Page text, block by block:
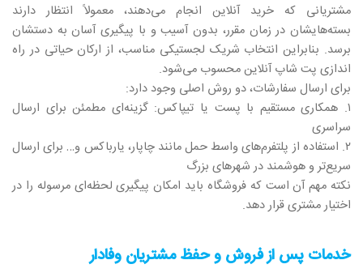
مشتریانی که خرید آنلاین انجام می‌دهند، معمولاً انتظار دارند
بسته‌هایشان در زمان مقرر، بدون آسیب و با پیگیری آسان به دستشان
برسد. بنابراین انتخاب شریک لجستیکی مناسب، از ارکان حیاتی در راه‌
اندازی پت شاپ آنلاین محسوب می‌شود.
برای ارسال سفارشات، دو روش اصلی وجود دارد:
۱. همکاری مستقیم با پست یا تیپاکس: گزینه‌ای مطمئن برای ارسال
سراسری
۲. استفاده از پلتفرم‌های واسط حمل مانند چاپار، یارباکس و… برای ارسال
سریع‌تر و هوشمند در شهرهای بزرگ
نکته مهم آن است که فروشگاه باید امکان پیگیری لحظه‌ای مرسوله را در
اختیار مشتری قرار دهد.
خدمات پس از فروش و حفظ مشتریان وفادار